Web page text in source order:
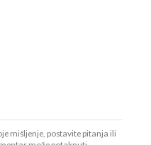
mišljenje, postavite pitanja ili